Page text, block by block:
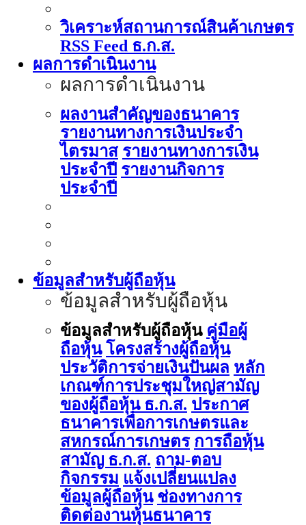
วิเคราะห์สถานการณ์สินค้าเกษตร
RSS Feed ธ.ก.ส.
ผลการดำเนินงาน
ผลการดำเนินงาน
ผลงานสำคัญของธนาคาร
รายงานทางการเงินประจำ
ไตรมาส รายงานทางการเงิน
ประจำปี รายงานกิจการ
ประจำปี
ข้อมูลสำหรับผู้ถือหุ้น
ข้อมูลสำหรับผู้ถือหุ้น
ข้อมูลสำหรับผู้ถือหุ้น คู่มือผู้
ถือหุ้น โครงสร้างผู้ถือหุ้น
ประวัติการจ่ายเงินปันผล หลัก
เกณฑ์การประชุมใหญ่สามัญ
ของผู้ถือหุ้น ธ.ก.ส. ประกาศ
ธนาคารเพื่อการเกษตรและ
สหกรณ์การเกษตร การถือหุ้น
สามัญ ธ.ก.ส. ถาม-ตอบ
กิจกรรม แจ้งเปลี่ยนแปลง
ข้อมูลผู้ถือหุ้น ช่องทางการ
ติดต่องานหุ้นธนาคาร